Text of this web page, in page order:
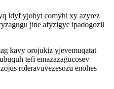
idyf yjohyt comyhi xy azyrez
jine afyzigyc ipadogozil
kavy orojukiz yjevemuqatat
tefi emazazagucosev
roleravuvezesozu enohes